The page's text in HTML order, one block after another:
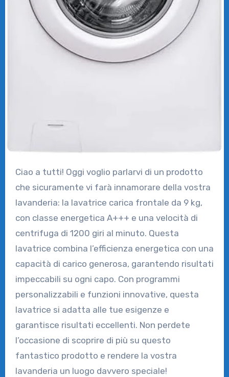
Ciao a tutti! Oggi voglio parlarvi di un prodotto
che sicuramente vi farà innamorare della vostra
lavanderia: la lavatrice carica frontale da 9 kg,
con classe energetica A+++ e una velocità di
centrifuga di 1200 giri al minuto. Questa
lavatrice combina l’efficienza energetica con una
capacità di carico generosa, garantendo risultati
impeccabili su ogni capo. Con programmi
personalizzabili e funzioni innovative, questa
lavatrice si adatta alle tue esigenze e
garantisce risultati eccellenti. Non perdete
l’occasione di scoprire di più su questo
fantastico prodotto e rendere la vostra
lavanderia un luogo davvero speciale!